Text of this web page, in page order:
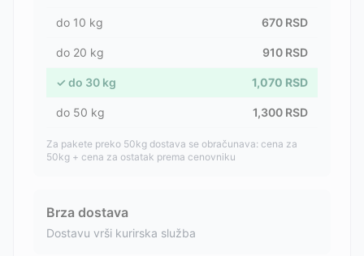
do 10 kg 670 RSD
do 20 kg 910 RSD
✓ do 30 kg 1,070 RSD
do 50 kg 1,300 RSD
Za pakete preko 50kg dostava se obračunava: cena za
50kg + cena za ostatak prema cenovniku
Brza dostava
Dostavu vrši kurirska služba